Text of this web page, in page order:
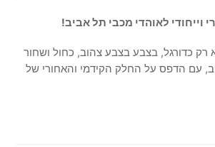
וייחודי לאוהדי מכבי תל אביב!
רק כדורגל, בצבע בצבע צהוב, כחול ושחור
עם הדפס על החלק הקידמי והאחורי של